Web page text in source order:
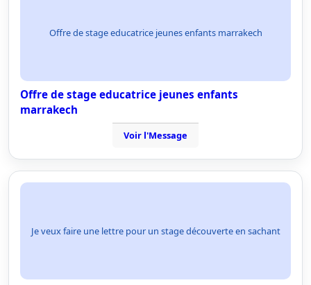
Offre de stage educatrice jeunes enfants marrakech
Offre de stage educatrice jeunes enfants
marrakech
Voir l'Message
Je veux faire une lettre pour un stage découverte en sachant